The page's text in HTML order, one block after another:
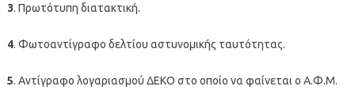
3. Πρωτότυπη διατακτική.
4. Φωτοαντίγραφο δελτίου αστυνομικής ταυτότητας.
5. Αντίγραφο λογαριασμού ΔΕΚΟ στο οποίο να φαίνεται ο Α.Φ.Μ.